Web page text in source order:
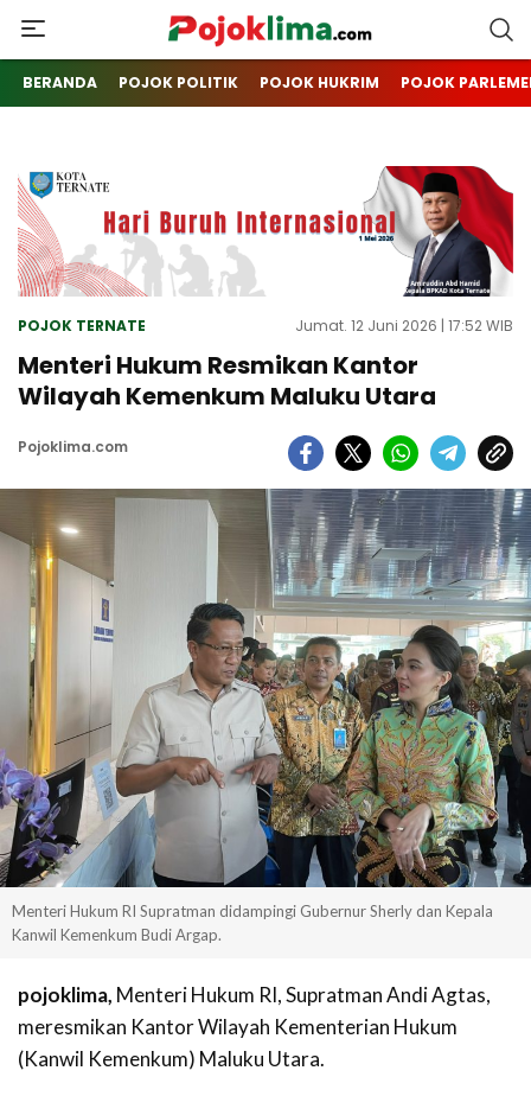
pojoklima.com
Mojokin
BERANDA POJOK POLITIK POJOK HUKRIM POJOK
POJOK TERNATE Jumat. 12 Juni 2026 | 17:52 WIB
Menteri Hukum Resmikan Kantor
Wilayah Kemenkum Maluku Utara
Pojoklima.com
Menteri Hukum RI Supratman didampingi Gubernur Sherly dan Kepala
Kanwil Kemenkum Budi Argap.
pojoklima, Menteri Hukum RI, Supratman Andi Agtas,
meresmikan Kantor Wilayah Kementerian Hukum
(Kanwil Kemenkum) Maluku Utara.